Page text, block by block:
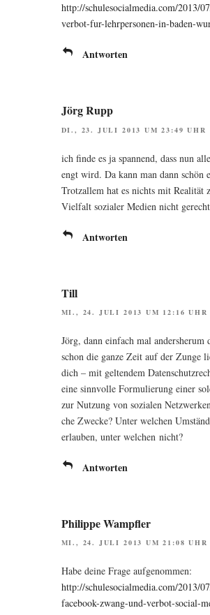
http://schulesocialmedia.com/2013/
verbot-fur-lehrpersonen-in-baden-
Antworten
Jörg Rupp
DI., 23. JULI 2013 UM 23:49 UHR
ich fin­de es ja span­nend, dass nun
engt wird. Da kann man dann schön
Trotz­al­lem hat es nichts mit Rea­li­tät
Viel­falt sozia­ler Medi­en nicht gerecht
Antworten
Till
MI., 24. JULI 2013 UM 12:16 UHR
Jörg, dann ein­fach mal
schon die gan­ze Zeit auf der Zun­ge
dich – mit gel­ten­dem
eine sinn­vol­le For­mu­lie­rung einer
zur Nut­zung von sozia­len
che Zwe­cke? Unter wel­chen
erlau­ben, unter wel­chen nicht?
Antworten
Philippe Wampfler
MI., 24. JULI 2013 UM 21:08 UHR
Habe dei­ne Fra­ge auf­ge­nom­men:
http://schulesocialmedia.com/2013/
facebook-zwang-und-verbot-social-